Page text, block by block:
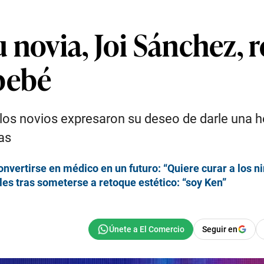
Joi Sánchez,
novios expresaron su deseo de darle una
en médico en un futuro: “Quiere curar a los
tras someterse a retoque estético: “soy Ken”
Seguir en